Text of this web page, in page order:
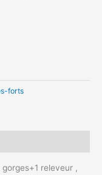
forts
releveur ,